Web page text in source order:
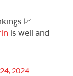
📈
is well and
2024